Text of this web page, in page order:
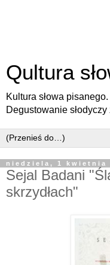
Qultura
Kultura słowa
Degustowanie słodyczy
niedziela, 1 kwietnia
Sejal Badani
skrzydłach"